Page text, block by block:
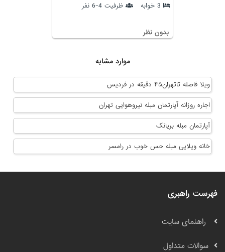
3 خوابه ظرفیت 4-6 نفر
بدون نظر
موارد مشابه
ویلا فاصله تاتهران۴۵ دقیقه در فردیس
اجاره روزانه آپارتمان مبله نیروهوایی تهران
آپارتمان مبله بریانک
خانه ویلایی مبله حس خوب در رامسر
فهرست راهبری
راهنمای سایت
سوالات متداول